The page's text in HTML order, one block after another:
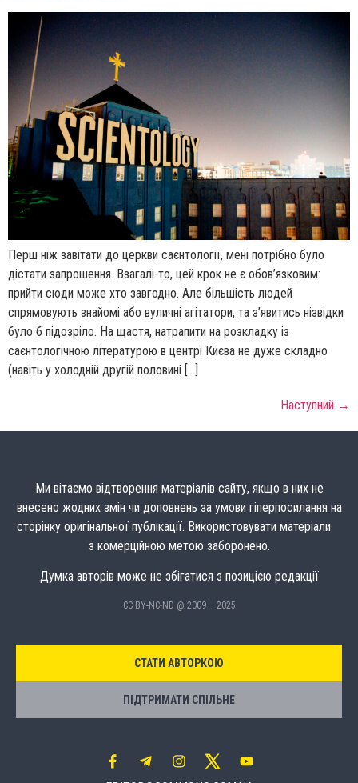
Перш ніж завітати до церкви саєнтології, мені потрібно було
дістати запрошення. Взагалі-то, цей крок не є обов’язковим:
прийти сюди може хто завгодно. Але більшість людей
спрямовують знайомі або вуличні агітатори, та з’явитись нізвідки
було б підозріло. На щастя, натрапити на розкладку із
саєнтологічною літературою в центрі Києва не дуже складно
(навіть у холодній другій половині […]
Наступний →
Ми вітаємо відтворення матеріалів сайту, якщо в них не
внесено жодних змін чи доповнень за умови гіперпосилання на
сторінку оригінальної публікації. Використовувати матеріали
з комерційною метою заборонено.
Думка авторів може не збігатися з позицією редакції
CC BY-NC-ND @ 2009 – 2025
СТАТИ АВТОРКОЮ
ПІДТРИМАТИ СПІЛЬНЕ